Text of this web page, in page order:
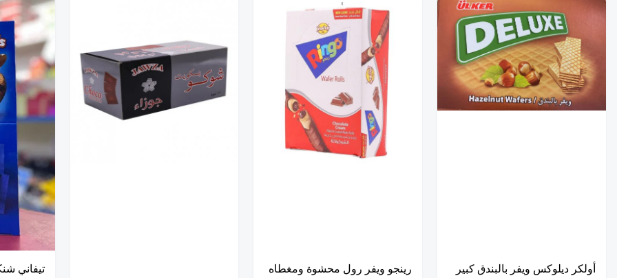
أولكر ديلوكس ويفر بالبندق كبير
رينجو ويفر رول محشوة ومغطاه
تيفاني